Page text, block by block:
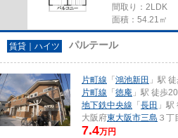
間取り：2LDK
面積：54.21㎡
賃貸｜ハイツ パルテール
片町線 「 鴻池新田 」駅
片町線 「 徳庵 」駅 徒歩
地下鉄中央線 「 長田 」
大阪府東大阪市三島 ３丁
7.4万円